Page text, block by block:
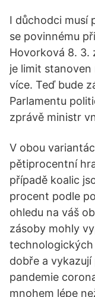
I důchodci musí
se povinnému
Hovorková 8. 3.
je limit stanoven
více. Teď bude
Parlamentu
zprávě ministr
V obou
pětiprocentní
případě koalic
procent podle
ohledu na váš
zásoby mohly
technologických
dobře a
pandemie
mnohem lépe